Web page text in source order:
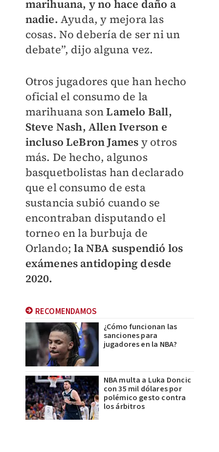
marihuana, y no hace daño a
nadie. Ayuda, y mejora las
cosas. No debería de ser ni un
debate”, dijo alguna vez.
Otros jugadores que han hecho
oficial el consumo de la
marihuana sonLamelo Ball,
Steve Nash, Allen Iverson e
incluso LeBron James y otros
más. De hecho, algunos
basquetbolistas han declarado
que el consumo de esta
sustancia subió cuando se
encontraban disputando el
torneo en la burbuja de
Orlando; la NBA suspendió los
exámenes antidoping desde
2020.
RECOMENDAMOS
¿Cómo funcionan las
sanciones para
jugadores en la NBA?
NBA multa a Luka Doncic
con 35 mil dólares por
polémico gesto contra
los árbitros